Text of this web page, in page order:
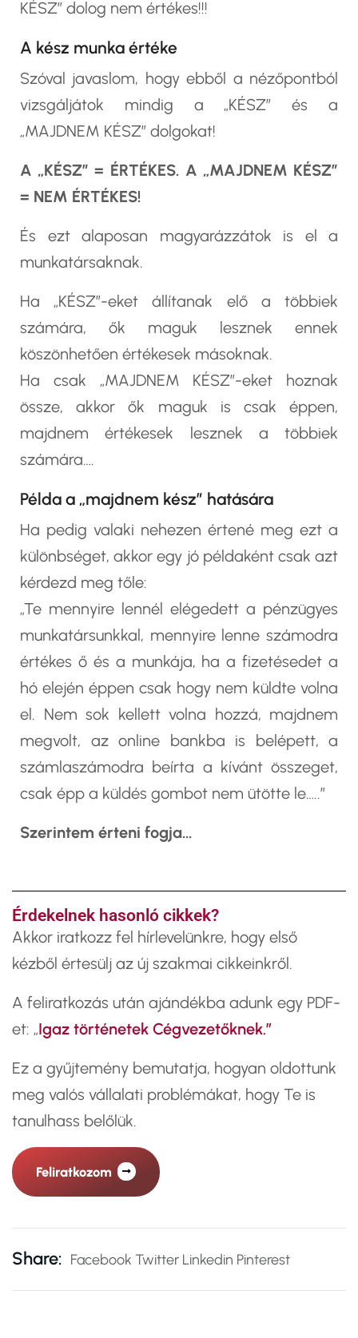
KÉSZ” dolog nem értékes!!!
A kész munka értéke
Szóval javaslom, hogy ebből a nézőpontból
vizsgáljátok mindig a „KÉSZ” és a
„MAJDNEM KÉSZ” dolgokat!
A „KÉSZ” = ÉRTÉKES. A „MAJDNEM KÉSZ”
= NEM ÉRTÉKES!
És ezt alaposan magyarázzátok is el a
munkatársaknak.
Ha „KÉSZ”-eket állítanak elő a többiek
számára, ők maguk lesznek ennek
köszönhetően értékesek másoknak.
Ha csak „MAJDNEM KÉSZ”-eket hoznak
össze, akkor ők maguk is csak éppen,
majdnem értékesek lesznek a többiek
számára….
Példa a „majdnem kész” hatására
Ha pedig valaki nehezen értené meg ezt a
különbséget, akkor egy jó példaként csak azt
kérdezd meg tőle:
„Te mennyire lennél elégedett a pénzügyes
munkatársunkkal, mennyire lenne számodra
értékes ő és a munkája, ha a fizetésedet a
hó elején éppen csak hogy nem küldte volna
el. Nem sok kellett volna hozzá, majdnem
megvolt, az online bankba is belépett, a
számlaszámodra beírta a kívánt összeget,
csak épp a küldés gombot nem ütötte le…..”
Szerintem érteni fogja…
Érdekelnek hasonló cikkek?
​Akkor iratkozz fel hírlevelünkre, hogy első
kézből értesülj az új szakmai cikkeinkről.
A feliratkozás után ajándékba adunk egy PDF-
et: „Igaz történetek Cégvezetőknek.”
Ez a gyűjtemény bemutatja, hogyan oldottunk
meg valós vállalati problémákat, hogy Te is
tanulhass belőlük.
Feliratkozom
Share: Facebook Twitter Linkedin Pinterest